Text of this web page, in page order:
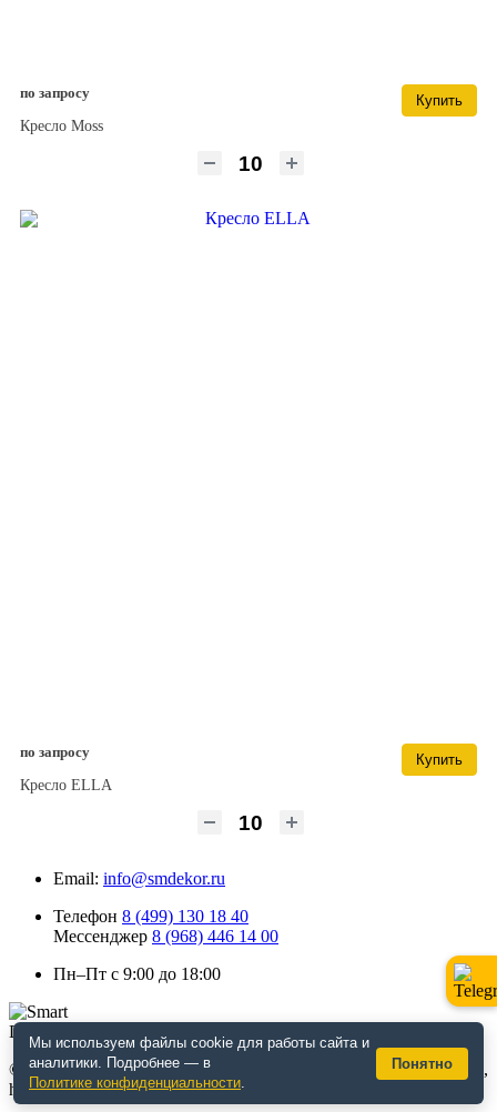
по запросу
Купить
Кресло Moss
по запросу
Купить
Кресло ELLA
Email: info@smdekor.ru
Телефон 8 (499) 130 18 40
Мессенджер 8 (968) 446 14 00
Пн–Пт с 9:00 до 18:00
© 2026 г. Москва. Дизайнерская мебель для кафе и ресторанов,
horeca, декор. Интернет-магазин smdekor.ru.
Мы используем файлы cookie для работы сайта и
аналитики. Подробнее — в
Политике конфиденциальности.
Понятно